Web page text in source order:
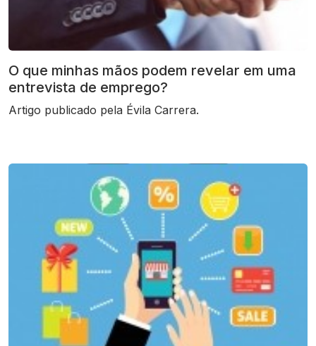
O que minhas mãos podem revelar em uma
entrevista de emprego?
Artigo publicado pela Évila Carrera.